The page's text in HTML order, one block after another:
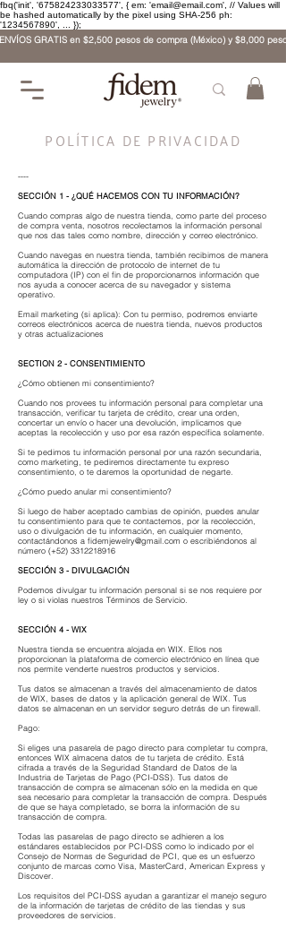
fbq('init', '675824233033577', { em: 'email@email.com', // Values will
be hashed automatically by the pixel using SHA-256 ph:
'1234567890', ... });
ENVÍOS GRATIS en $2,500 pesos de compra (México) y $8,000
POLÍTICA DE PRIVACIDAD
----
SECCIÓN 1 - ¿QUÉ HACEMOS CON TU INFORMACIÓN?
Cuando compras algo de nuestra tienda, como parte del proceso
de compra venta, nosotros recolectamos la información personal
que nos das tales como nombre, dirección y correo electrónico.
Cuando navegas en nuestra tienda, también recibimos de manera
automática la dirección de protocolo de internet de tu
computadora (IP) con el fin de proporcionarnos información que
nos ayuda a conocer acerca de su navegador y sistema
operativo.
Email marketing (si aplica): Con tu permiso, podremos enviarte
correos electrónicos acerca de nuestra tienda, nuevos productos
y otras actualizaciones
SECTION 2 - CONSENTIMIENTO
¿Cómo obtienen mi consentimiento?
Cuando nos provees tu información personal para completar una
transacción, verificar tu tarjeta de crédito, crear una orden,
concertar un envío o hacer una devolución, implicamos que
aceptas la recolección y uso por esa razón específica solamente.
Si te pedimos tu información personal por una razón secundaria,
como marketing, te pediremos directamente tu expreso
consentimiento, o te daremos la oportunidad de negarte.
¿Cómo puedo anular mi consentimiento?
Si luego de haber aceptado cambias de opinión, puedes anular
tu consentimiento para que te contactemos, por la recolección,
uso o divulgación de tu información, en cualquier momento,
contactándonos a fidemjewelry@gmail.com o escribiéndonos al
número (+52) 3312218916
SECCIÓN 3 - DIVULGACIÓN
Podemos divulgar tu información personal si se nos requiere por
ley o si violas nuestros Términos de Servicio.
SECCIÓN 4 - WIX
Nuestra tienda se encuentra alojada en WIX. Ellos nos
proporcionan la plataforma de comercio electrónico en línea que
nos permite venderte nuestros productos y servicios.
Tus datos se almacenan a través del almacenamiento de datos
de WIX, bases de datos y la aplicación general de WIX. Tus
datos se almacenan en un servidor seguro detrás de un firewall.
Pago:
Si eliges una pasarela de pago directo para completar tu compra,
entonces WIX almacena datos de tu tarjeta de crédito. Está
cifrada a través de la Seguridad Standard de Datos de la
Industria de Tarjetas de Pago (PCI-DSS). Tus datos de
transacción de compra se almacenan sólo en la medida en que
sea necesario para completar la transacción de compra. Después
de que se haya completado, se borra la información de su
transacción de compra.
Todas las pasarelas de pago directo se adhieren a los
estándares establecidos por PCI-DSS como lo indicado por el
Consejo de Normas de Seguridad de PCI, que es un esfuerzo
conjunto de marcas como Visa, MasterCard, American Express y
Discover.
Los requisitos del PCI-DSS ayudan a garantizar el manejo seguro
de la información de tarjetas de crédito de las tiendas y sus
proveedores de servicios.